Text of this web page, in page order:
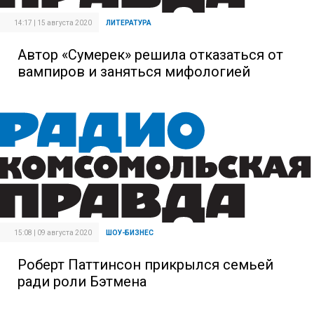
14:17 | 15 августа 2020 ЛИТЕРАТУРА
Автор «Сумерек» решила отказаться от
вампиров и заняться мифологией
15:08 | 09 августа 2020 ШОУ-БИЗНЕС
Роберт Паттинсон прикрылся семьей
ради роли Бэтмена